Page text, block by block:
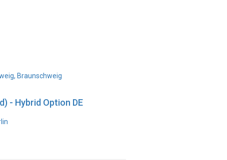
Braunschweig
- Hybrid Option DE